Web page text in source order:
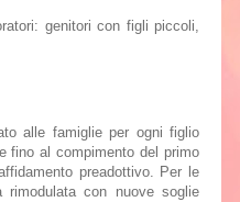
genitori con figli piccoli,
alle famiglie per ognifiglio
fino al compimento del primo
preadottivo. Per le
con nuove soglie